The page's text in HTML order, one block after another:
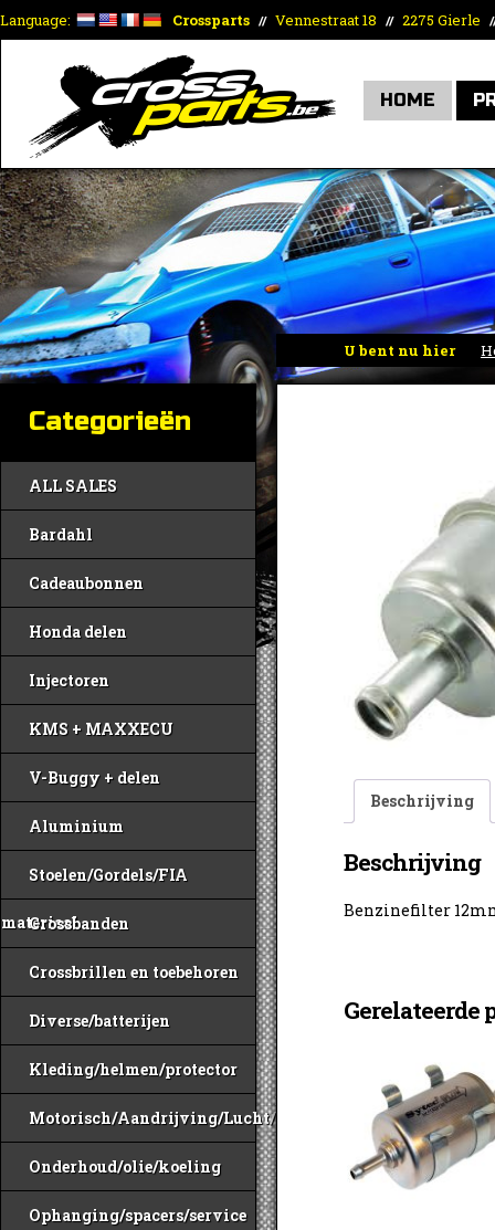
Language: Crossparts // Vennestraat 18 // 2275 Gierle
HOME
U bent nu hier
Categorieën
ALL SALES
Bardahl
Cadeaubonnen
Honda delen
Injectoren
KMS + MAXXECU
V-Buggy + delen
Aluminium
Stoelen/Gordels/FIA
materiaal
Crossbanden
Crossbrillen en toebehoren
Diverse/batterijen
Kleding/helmen/protector
Motorisch/Aandrijving/Lucht/Benzine
Onderhoud/olie/koeling
Ophanging/spacers/service
Beschrijving
Beschrijving
Benzinefilter
Gerelateerde